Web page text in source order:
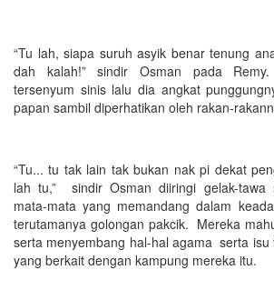
“Tu lah, siapa suruh asyik benar tenung
dah kalah!” sindir Osman pada
tersenyum sinis lalu dia angkat
papan sambil diperhatikan oleh rakan-
“Tu... tu tak lain tak bukan nak pi dekat
lah tu,” sindir Osman diiringi gelak-tawa
mata-mata yang memandang dalam
terutamanya golongan pakcik. Mereka
serta menyembang hal-hal agama serta isu
yang berkait dengan kampung mereka itu.